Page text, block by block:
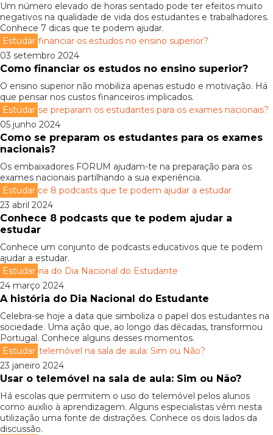
Um número elevado de horas sentado pode ter efeitos muito
negativos na qualidade de vida dos estudantes e trabalhadores.
Conhece 7 dicas que te podem ajudar.
Estudar
03 setembro 2024
Como financiar os estudos no ensino superior?
O ensino superior não mobiliza apenas estudo e motivação. Há
que pensar nos custos financeiros implicados.
Estudar
05 junho 2024
Como se preparam os estudantes para os exames
nacionais?
Os embaixadores FORUM ajudam-te na preparação para os
exames nacionais partilhando a sua experiência.
Estudar
23 abril 2024
Conhece 8 podcasts que te podem ajudar a
estudar
Conhece um conjunto de podcasts educativos que te podem
ajudar a estudar.
Estudar
24 março 2024
A história do Dia Nacional do Estudante
Celebra-se hoje a data que simboliza o papel dos estudantes na
sociedade. Uma ação que, ao longo das décadas, transformou
Portugal. Conhece alguns desses momentos.
Estudar
23 janeiro 2024
Usar o telemóvel na sala de aula: Sim ou Não?
Há escolas que permitem o uso do telemóvel pelos alunos
como auxílio à aprendizagem. Alguns especialistas vêm nesta
utilização uma fonte de distrações. Conhece os dois lados da
discussão.